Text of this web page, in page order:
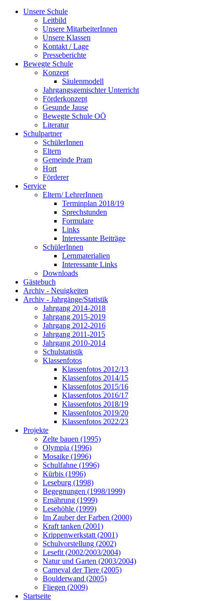
Unsere Schule
Leitbild
Unsere MitarbeiterInnen
Unsere Klassen
Kontakt / Lage
Presseberichte
Bewegte Schule
Konzept
Säulenmodell
Jahrgangsgemischter Unterricht
Förderkonzept
Gesunde Jause
Bewegte Schule OÖ
Literatur
Schulpartner
SchülerInnen
Eltern
Gemeinde Pram
Hort
Förderer
Service
Eltern/ LehrerInnen
Terminplan 2018/19
Sprechstunden
Formulare
Links
Interessante Beiträge
SchülerInnen
Lernmaterialien
Interessante Links
Downloads
Gästebuch
Archiv - Neuigkeiten
Archiv - Jahrgänge/Statistik
Jahrgang 2014-2018
Jahrgang 2015-2019
Jahrgang 2012-2016
Jahrgang 2011-2015
Jahrgang 2010-2014
Schulstatistik
Klassenfotos
Klassenfotos 2012/13
Klassenfotos 2014/15
Klassenfotos 2015/16
Klassenfotos 2016/17
Klassenfotos 2018/19
Klassenfotos 2019/20
Klassenfotos 2022/23
Projekte
Zelte bauen (1995)
Olympia (1996)
Mosaike (1996)
Schulfahne (1996)
Kürbis (1996)
Leseburg (1998)
Begegnungen (1998/1999)
Ernährung (1999)
Lesehöhle (1999)
Im Zauber der Farben (2000)
Kraft tanken (2001)
Krippenwerkstatt (2001)
Schulvorstellung (2002)
Lesefit (2002/2003/2004)
Natur und Garten (2003/2004)
Carneval der Tiere (2005)
Boulderwand (2005)
Fliegen (2009)
Startseite